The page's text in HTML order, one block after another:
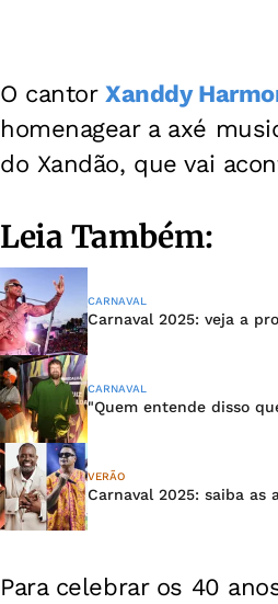
O cantorXanddy
homenagear a axé
do Xandão, que vai
Leia Também:
CARNAVAL
Carnaval 2025: veja a
CARNAVAL
"Quem entende disso
VERÃO
Carnaval 2025: saiba as
Para celebrar os 40